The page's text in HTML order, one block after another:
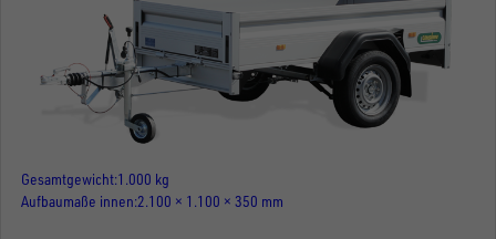
Gesamtgewicht 1.000 kg
Aufbaumaße innen 2.100 × 1.100 × 350 mm